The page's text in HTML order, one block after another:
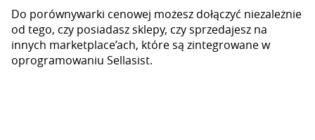
Do porównywarki cenowej możesz dołączyć niezależnie
od tego, czy posiadasz sklepy, czy sprzedajesz na
innych marketplace’ach, które są zintegrowane w
oprogramowaniu Sellasist.